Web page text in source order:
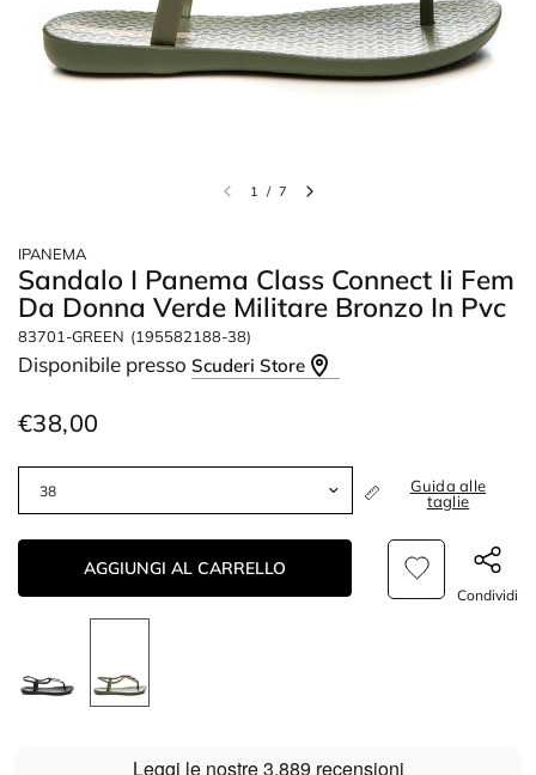
1 / 7
IPANEMA
Sandalo I Panema Class Connect Ii Fem
Da Donna Verde Militare Bronzo In Pvc
83701-GREEN (195582188-38)
Disponibile pressoScuderi Store
€38,00
Guida alle
taglie
AGGIUNGI AL CARRELLO
Condividi